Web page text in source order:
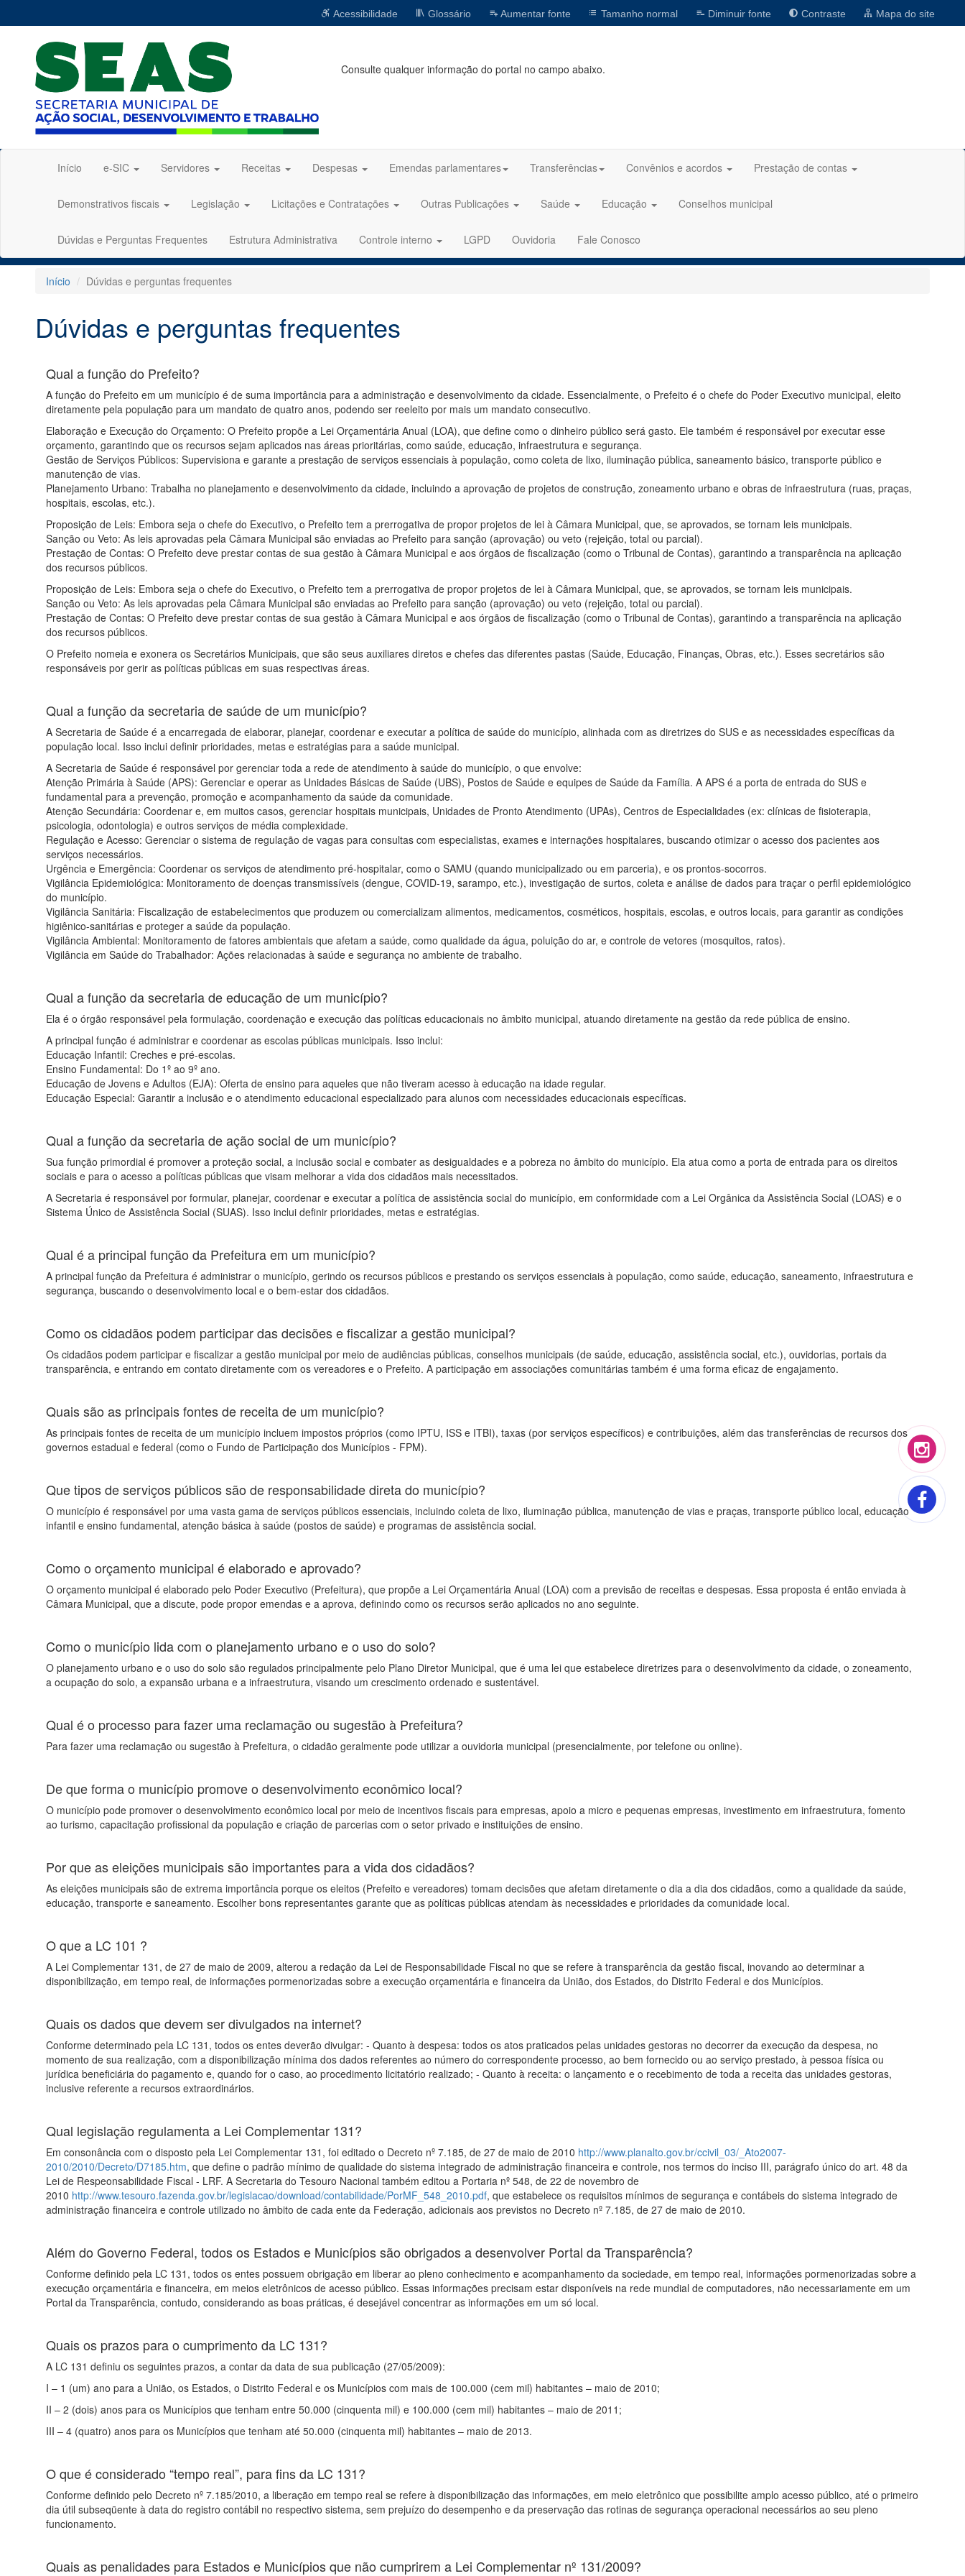
Acessibilidade Glossário Aumentar fonte Tamanho normal Diminuir fonte Contraste Mapa do site
Consulte qualquer informação do portal no campo abaixo.
Início e-SIC Servidores Receitas Despesas Emendas parlamentares Transferências Convênios e acordos Prestação de contas
Demonstrativos fiscais Legislação Licitações e Contratações Outras Publicações Saúde Educação Conselhos municipal
Dúvidas e Perguntas Frequentes Estrutura Administrativa Controle interno LGPD Ouvidoria Fale Conosco
Início Dúvidas e perguntas frequentes
Dúvidas e perguntas frequentes
Qual a função do Prefeito?
A função do Prefeito em um município é de suma importância para a administração e desenvolvimento da cidade. Essencialmente, o Prefeito é o chefe do Poder Executivo municipal, eleito
diretamente pela população para um mandato de quatro anos, podendo ser reeleito por mais um mandato consecutivo.
Elaboração e Execução do Orçamento: O Prefeito propõe a Lei Orçamentária Anual (LOA), que define como o dinheiro público será gasto. Ele também é responsável por executar esse
orçamento, garantindo que os recursos sejam aplicados nas áreas prioritárias, como saúde, educação, infraestrutura e segurança.
Gestão de Serviços Públicos: Supervisiona e garante a prestação de serviços essenciais à população, como coleta de lixo, iluminação pública, saneamento básico, transporte público e
manutenção de vias.
Planejamento Urbano: Trabalha no planejamento e desenvolvimento da cidade, incluindo a aprovação de projetos de construção, zoneamento urbano e obras de infraestrutura (ruas, praças,
hospitais, escolas, etc.).
Proposição de Leis: Embora seja o chefe do Executivo, o Prefeito tem a prerrogativa de propor projetos de lei à Câmara Municipal, que, se aprovados, se tornam leis municipais.
Sanção ou Veto: As leis aprovadas pela Câmara Municipal são enviadas ao Prefeito para sanção (aprovação) ou veto (rejeição, total ou parcial).
Prestação de Contas: O Prefeito deve prestar contas de sua gestão à Câmara Municipal e aos órgãos de fiscalização (como o Tribunal de Contas), garantindo a transparência na aplicação
dos recursos públicos.
Proposição de Leis: Embora seja o chefe do Executivo, o Prefeito tem a prerrogativa de propor projetos de lei à Câmara Municipal, que, se aprovados, se tornam leis municipais.
Sanção ou Veto: As leis aprovadas pela Câmara Municipal são enviadas ao Prefeito para sanção (aprovação) ou veto (rejeição, total ou parcial).
Prestação de Contas: O Prefeito deve prestar contas de sua gestão à Câmara Municipal e aos órgãos de fiscalização (como o Tribunal de Contas), garantindo a transparência na aplicação
dos recursos públicos.
O Prefeito nomeia e exonera os Secretários Municipais, que são seus auxiliares diretos e chefes das diferentes pastas (Saúde, Educação, Finanças, Obras, etc.). Esses secretários são
responsáveis por gerir as políticas públicas em suas respectivas áreas.
Qual a função da secretaria de saúde de um município?
A Secretaria de Saúde é a encarregada de elaborar, planejar, coordenar e executar a política de saúde do município, alinhada com as diretrizes do SUS e as necessidades específicas da
população local. Isso inclui definir prioridades, metas e estratégias para a saúde municipal.
A Secretaria de Saúde é responsável por gerenciar toda a rede de atendimento à saúde do município, o que envolve:
Atenção Primária à Saúde (APS): Gerenciar e operar as Unidades Básicas de Saúde (UBS), Postos de Saúde e equipes de Saúde da Família. A APS é a porta de entrada do SUS e
fundamental para a prevenção, promoção e acompanhamento da saúde da comunidade.
Atenção Secundária: Coordenar e, em muitos casos, gerenciar hospitais municipais, Unidades de Pronto Atendimento (UPAs), Centros de Especialidades (ex: clínicas de fisioterapia,
psicologia, odontologia) e outros serviços de média complexidade.
Regulação e Acesso: Gerenciar o sistema de regulação de vagas para consultas com especialistas, exames e internações hospitalares, buscando otimizar o acesso dos pacientes aos
serviços necessários.
Urgência e Emergência: Coordenar os serviços de atendimento pré-hospitalar, como o SAMU (quando municipalizado ou em parceria), e os prontos-socorros.
Vigilância Epidemiológica: Monitoramento de doenças transmissíveis (dengue, COVID-19, sarampo, etc.), investigação de surtos, coleta e análise de dados para traçar o perfil epidemiológico
do município.
Vigilância Sanitária: Fiscalização de estabelecimentos que produzem ou comercializam alimentos, medicamentos, cosméticos, hospitais, escolas, e outros locais, para garantir as condições
higiênico-sanitárias e proteger a saúde da população.
Vigilância Ambiental: Monitoramento de fatores ambientais que afetam a saúde, como qualidade da água, poluição do ar, e controle de vetores (mosquitos, ratos).
Vigilância em Saúde do Trabalhador: Ações relacionadas à saúde e segurança no ambiente de trabalho.
Qual a função da secretaria de educação de um município?
Ela é o órgão responsável pela formulação, coordenação e execução das políticas educacionais no âmbito municipal, atuando diretamente na gestão da rede pública de ensino.
A principal função é administrar e coordenar as escolas públicas municipais. Isso inclui:
Educação Infantil: Creches e pré-escolas.
Ensino Fundamental: Do 1º ao 9º ano.
Educação de Jovens e Adultos (EJA): Oferta de ensino para aqueles que não tiveram acesso à educação na idade regular.
Educação Especial: Garantir a inclusão e o atendimento educacional especializado para alunos com necessidades educacionais específicas.
Qual a função da secretaria de ação social de um município?
Sua função primordial é promover a proteção social, a inclusão social e combater as desigualdades e a pobreza no âmbito do município. Ela atua como a porta de entrada para os direitos
sociais e para o acesso a políticas públicas que visam melhorar a vida dos cidadãos mais necessitados.
A Secretaria é responsável por formular, planejar, coordenar e executar a política de assistência social do município, em conformidade com a Lei Orgânica da Assistência Social (LOAS) e o
Sistema Único de Assistência Social (SUAS). Isso inclui definir prioridades, metas e estratégias.
Qual é a principal função da Prefeitura em um município?
A principal função da Prefeitura é administrar o município, gerindo os recursos públicos e prestando os serviços essenciais à população, como saúde, educação, saneamento, infraestrutura e
segurança, buscando o desenvolvimento local e o bem-estar dos cidadãos.
Como os cidadãos podem participar das decisões e fiscalizar a gestão municipal?
Os cidadãos podem participar e fiscalizar a gestão municipal por meio de audiências públicas, conselhos municipais (de saúde, educação, assistência social, etc.), ouvidorias, portais da
transparência, e entrando em contato diretamente com os vereadores e o Prefeito. A participação em associações comunitárias também é uma forma eficaz de engajamento.
Quais são as principais fontes de receita de um município?
As principais fontes de receita de um município incluem impostos próprios (como IPTU, ISS e ITBI), taxas (por serviços específicos) e contribuições, além das transferências de recursos dos
governos estadual e federal (como o Fundo de Participação dos Municípios - FPM).
Que tipos de serviços públicos são de responsabilidade direta do município?
O município é responsável por uma vasta gama de serviços públicos essenciais, incluindo coleta de lixo, iluminação pública, manutenção de vias e praças, transporte público local, educação
infantil e ensino fundamental, atenção básica à saúde (postos de saúde) e programas de assistência social.
Como o orçamento municipal é elaborado e aprovado?
O orçamento municipal é elaborado pelo Poder Executivo (Prefeitura), que propõe a Lei Orçamentária Anual (LOA) com a previsão de receitas e despesas. Essa proposta é então enviada à
Câmara Municipal, que a discute, pode propor emendas e a aprova, definindo como os recursos serão aplicados no ano seguinte.
Como o município lida com o planejamento urbano e o uso do solo?
O planejamento urbano e o uso do solo são regulados principalmente pelo Plano Diretor Municipal, que é uma lei que estabelece diretrizes para o desenvolvimento da cidade, o zoneamento,
a ocupação do solo, a expansão urbana e a infraestrutura, visando um crescimento ordenado e sustentável.
Qual é o processo para fazer uma reclamação ou sugestão à Prefeitura?
Para fazer uma reclamação ou sugestão à Prefeitura, o cidadão geralmente pode utilizar a ouvidoria municipal (presencialmente, por telefone ou online).
De que forma o município promove o desenvolvimento econômico local?
O município pode promover o desenvolvimento econômico local por meio de incentivos fiscais para empresas, apoio a micro e pequenas empresas, investimento em infraestrutura, fomento
ao turismo, capacitação profissional da população e criação de parcerias com o setor privado e instituições de ensino.
Por que as eleições municipais são importantes para a vida dos cidadãos?
As eleições municipais são de extrema importância porque os eleitos (Prefeito e vereadores) tomam decisões que afetam diretamente o dia a dia dos cidadãos, como a qualidade da saúde,
educação, transporte e saneamento. Escolher bons representantes garante que as políticas públicas atendam às necessidades e prioridades da comunidade local.
O que a LC 101 ?
A Lei Complementar 131, de 27 de maio de 2009, alterou a redação da Lei de Responsabilidade Fiscal no que se refere à transparência da gestão fiscal, inovando ao determinar a
disponibilização, em tempo real, de informações pormenorizadas sobre a execução orçamentária e financeira da União, dos Estados, do Distrito Federal e dos Municípios.
Quais os dados que devem ser divulgados na internet?
Conforme determinado pela LC 131, todos os entes deverão divulgar: - Quanto à despesa: todos os atos praticados pelas unidades gestoras no decorrer da execução da despesa, no
momento de sua realização, com a disponibilização mínima dos dados referentes ao número do correspondente processo, ao bem fornecido ou ao serviço prestado, à pessoa física ou
jurídica beneficiária do pagamento e, quando for o caso, ao procedimento licitatório realizado; - Quanto à receita: o lançamento e o recebimento de toda a receita das unidades gestoras,
inclusive referente a recursos extraordinários.
Qual legislação regulamenta a Lei Complementar 131?
Em consonância com o disposto pela Lei Complementar 131, foi editado o Decreto nº 7.185, de 27 de maio de 2010 http://www.planalto.gov.br/ccivil_03/_Ato2007-
2010/2010/Decreto/D7185.htm, que define o padrão mínimo de qualidade do sistema integrado de administração financeira e controle, nos termos do inciso III, parágrafo único do art. 48 da
Lei de Respeonsabilidade Fiscal - LRF. A Secretaria do Tesouro Nacional também editou a Portaria nº 548, de 22 de novembro de
2010 http://www.tesouro.fazenda.gov.br/legislacao/download/contabilidade/PorMF_548_2010.pdf, que estabelece os requisitos mínimos de segurança e contábeis do sistema integrado de
administração financeira e controle utilizado no âmbito de cada ente da Federação, adicionais aos previstos no Decreto nº 7.185, de 27 de maio de 2010.
Além do Governo Federal, todos os Estados e Municípios são obrigados a desenvolver Portal da Transparência?
Conforme definido pela LC 131, todos os entes possuem obrigação em liberar ao pleno conhecimento e acompanhamento da sociedade, em tempo real, informações pormenorizadas sobre a
execução orçamentária e financeira, em meios eletrônicos de acesso público. Essas informações precisam estar disponíveis na rede mundial de computadores, não necessariamente em um
Portal da Transparência, contudo, considerando as boas práticas, é desejável concentrar as informações em um só local.
Quais os prazos para o cumprimento da LC 131?
A LC 131 definiu os seguintes prazos, a contar da data de sua publicação (27/05/2009):
I – 1 (um) ano para a União, os Estados, o Distrito Federal e os Municípios com mais de 100.000 (cem mil) habitantes – maio de 2010;
II – 2 (dois) anos para os Municípios que tenham entre 50.000 (cinquenta mil) e 100.000 (cem mil) habitantes – maio de 2011;
III – 4 (quatro) anos para os Municípios que tenham até 50.000 (cinquenta mil) habitantes – maio de 2013.
O que é considerado “tempo real”, para fins da LC 131?
Conforme definido pelo Decreto nº 7.185/2010, a liberação em tempo real se refere à disponibilização das informações, em meio eletrônico que possibilite amplo acesso público, até o primeiro
dia útil subseqüente à data do registro contábil no respectivo sistema, sem prejuízo do desempenho e da preservação das rotinas de segurança operacional necessários ao seu pleno
funcionamento.
Quais as penalidades para Estados e Municípios que não cumprirem a Lei Complementar nº 131/2009?